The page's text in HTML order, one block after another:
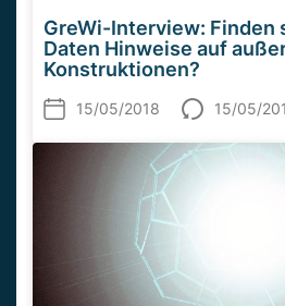
GreWi-Interview: Finden
Daten Hinweise auf
Konstruktionen?
15/05/2018 15/05/